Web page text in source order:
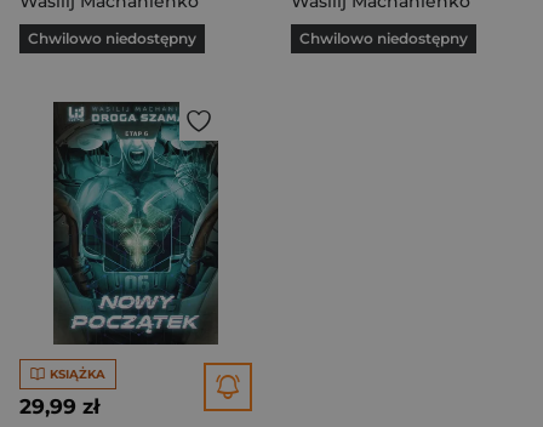
Chwilowo niedostępny Chwilowo niedostępny
KSIĄŻKA
29,99 zł